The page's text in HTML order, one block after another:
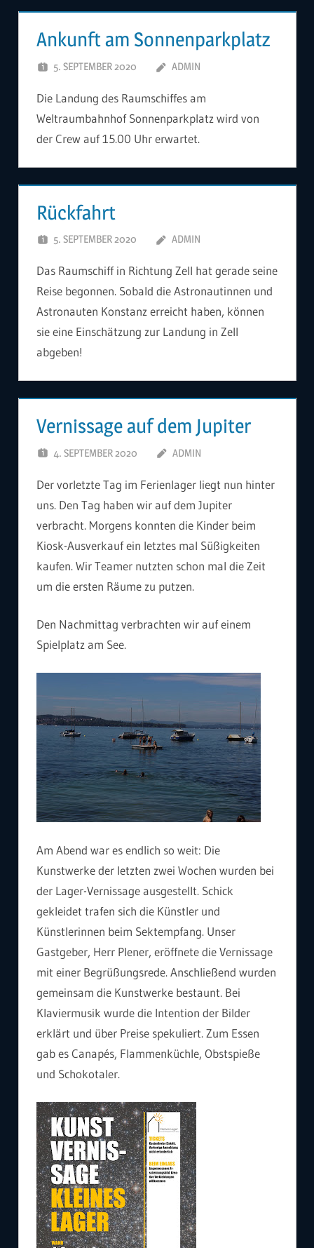
Ankunft am Sonnenparkplatz
5. SEPTEMBER 2020 ADMIN
Die Landung des Raumschiffes am
Weltraumbahnhof Sonnenparkplatz wird von
der Crew auf 15.00 Uhr erwartet.
Rückfahrt
5. SEPTEMBER 2020 ADMIN
Das Raumschiff in Richtung Zell hat gerade seine
Reise begonnen. Sobald die Astronautinnen und
Astronauten Konstanz erreicht haben, können
sie eine Einschätzung zur Landung in Zell
abgeben!
Vernissage auf dem Jupiter
4. SEPTEMBER 2020 ADMIN
Der vorletzte Tag im Ferienlager liegt nun hinter
uns. Den Tag haben wir auf dem Jupiter
verbracht. Morgens konnten die Kinder beim
Kiosk-Ausverkauf ein letztes mal Süßigkeiten
kaufen. Wir Teamer nutzten schon mal die Zeit
um die ersten Räume zu putzen.
Den Nachmittag verbrachten wir auf einem
Spielplatz am See.
Am Abend war es endlich so weit: Die
Kunstwerke der letzten zwei Wochen wurden bei
der Lager-Vernissage ausgestellt. Schick
gekleidet trafen sich die Künstler und
Künstlerinnen beim Sektempfang. Unser
Gastgeber, Herr Plener, eröffnete die Vernissage
mit einer Begrüßungsrede. Anschließend wurden
gemeinsam die Kunstwerke bestaunt. Bei
Klaviermusik wurde die Intention der Bilder
erklärt und über Preise spekuliert. Zum Essen
gab es Canapés, Flammenküchle, Obstspieße
und Schokotaler.